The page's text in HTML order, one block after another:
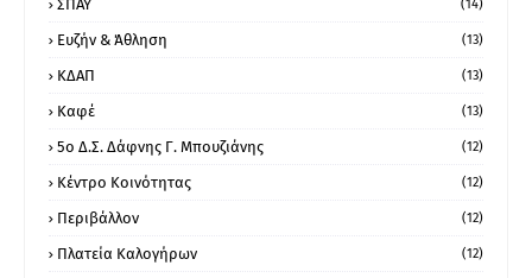
ΣΠΑΥ (14)
Ευζήν & Άθληση (13)
ΚΔΑΠ (13)
Καφέ (13)
5ο Δ.Σ. Δάφνης Γ. Μπουζιάνης (12)
Κέντρο Κοινότητας (12)
Περιβάλλον (12)
Πλατεία Καλογήρων (12)